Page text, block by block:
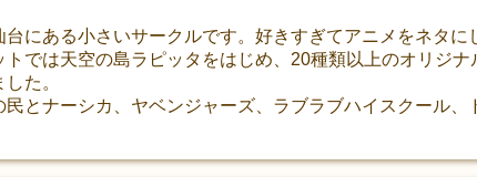
にある小さいサークルです。好きすぎてアニメをネタ
では天空の島ラピッタをはじめ、20種類以上のオリジ
た。
とナーシカ、ヤベンジャーズ、ラブラブハイスクール